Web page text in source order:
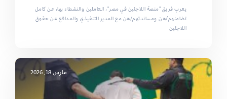
يعرب فريق "منصة اللاجئين في مصر"، العاملين والنشطاء بها، عن كامل
تضامنهم/هن ومساندتهم/هن مع المدير التنفيذي والمدافع عن حقوق
اللاجئين
مارس 18, 2026